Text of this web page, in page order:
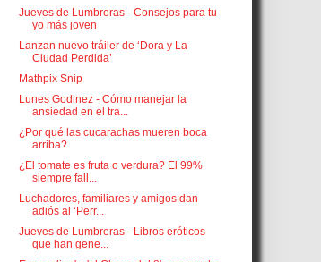
Jueves de Lumbreras - Consejos para tu
yo más joven
Lanzan nuevo tráiler de ‘Dora y La
Ciudad Perdida’
Mathpix Snip
Lunes Godinez - Cómo manejar la
ansiedad en el tra...
¿Por qué las cucarachas mueren boca
arriba?
¿El tomate es fruta o verdura? El 99%
siempre fall...
Luchadores, familiares y amigos dan
adiós al ‘Perr...
Jueves de Lumbreras - Libros eróticos
que han gene...